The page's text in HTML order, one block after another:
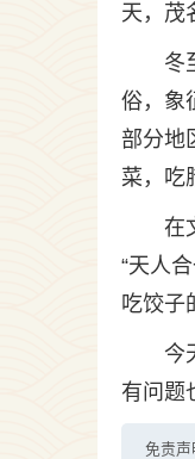
天，茂
冬
俗，象
部分地
菜，吃
在
“天人
吃饺子
今
有问题
免责声